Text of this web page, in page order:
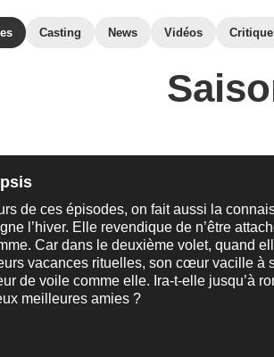
Casting News Vidéos
de ces épisodes, on fait aussi la
l’hiver. Elle revendique de n’être
Car dans le deuxième volet, quand
vacances rituelles, son cœur vacille à
de voile comme elle. Ira-t-elle jusqu’à
meilleures amies ?